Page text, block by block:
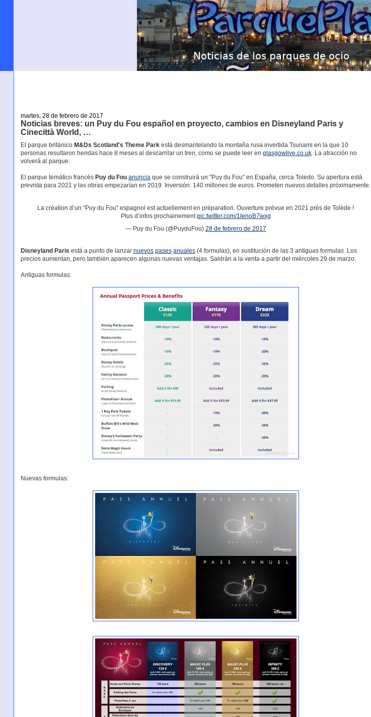
martes, 28 de febrero de 2017
Noticias breves: un Puy du Fou español en proyecto, cambios en Disneyland Paris y
Cinecittà World, …
El parque británico M&Ds Scotland's Theme Parkestá desmantelando la montaña rusa invertida Tsunami en la que 10
personas resultaron heridas hace 8 meses al descarrilar un tren, como se puede leer en glasgowlive.co.uk. La atracción no
volverá al parque.
El parque temático francés Puy du Fou anunciaque se construirá un "Puy du Fou" en España, cerca Toledo. Su apertura está
prevista para 2021 y las obras empezarían en 2019. Inversión: 140 millones de euros. Prometen nuevos detalles próximamente.
La création d’un “Puy du Fou” espagnol est actuellement en préparation. Ouverture prévue en 2021 près de Tolède !
Plus d’infos prochainement pic.twitter.com/1IenoB7wxg
— Puy du Fou (@PuyduFou) 28 de febrero de 2017
Disneyland Paris está a punto de lanzar nuevos pases anuales(4 formulas), en sustitución de las 3 antiguas formulas. Los
precios aumentan, pero también aparecen algunas nuevas ventajas. Saldrán a la venta a partir del miércoles 29 de marzo.
Antiguas formulas:
Nuevas formulas: